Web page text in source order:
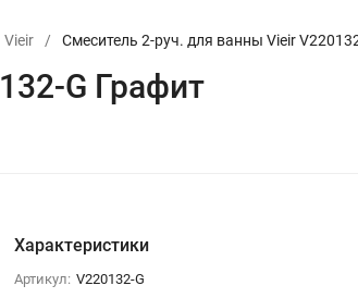
Vieir / Смеситель 2-руч. для ванны Vieir
G Графит
Характеристики
Артикул: V220132-G